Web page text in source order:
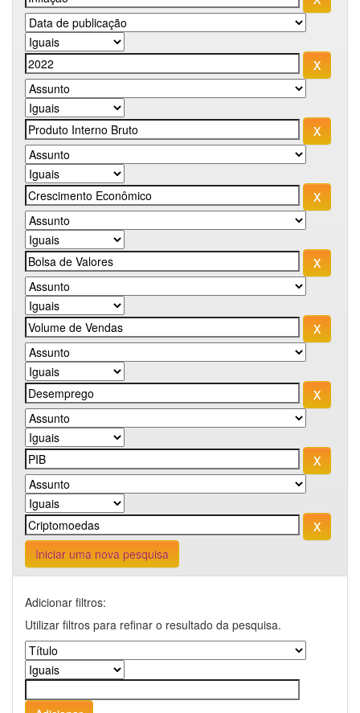
Iniciar uma nova pesquisa
Adicionar filtros:
Utilizar filtros para refinar o resultado da pesquisa.